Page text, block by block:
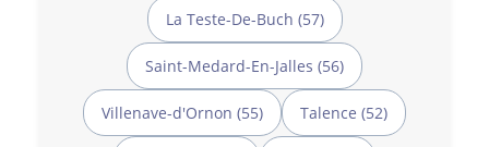
La Teste-De-Buch (57)
Saint-Medard-En-Jalles (56)
Villenave-d'Ornon (55) Talence (52)